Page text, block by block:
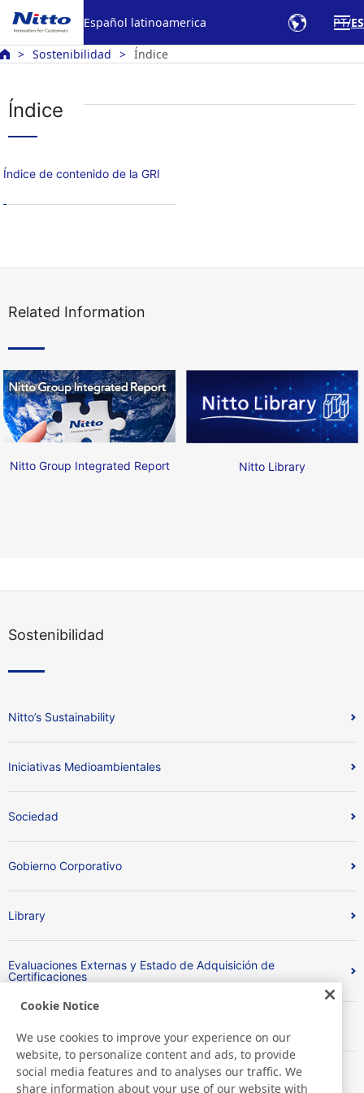
Español latinoamerica PT ES
Sostenibilidad Índice
Índice
Índice de contenido de la GRI
Related Information
Nitto Group Integrated Report Nitto Library
Sostenibilidad
Nitto’s Sustainability
Iniciativas Medioambientales
Sociedad
Gobierno Corporativo
Library
Evaluaciones Externas y Estado de Adquisición de
Certificaciones
Cookie Notice
We use cookies to improve your experience on our
website, to personalize content and ads, to provide
social media features and to analyses our traffic. We
share information about your use of our website with